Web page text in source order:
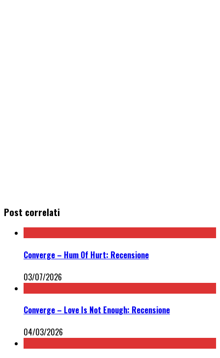
Post correlati
Converge – Hum Of Hurt: Recensione
03/07/2026
Converge – Love Is Not Enough: Recensione
04/03/2026